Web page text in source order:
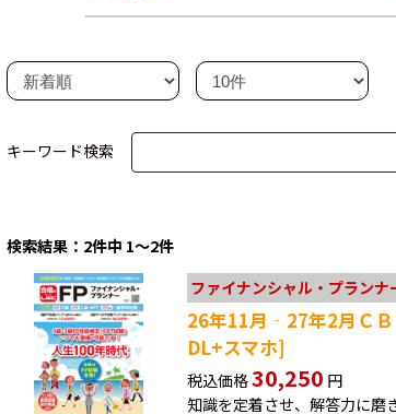
キーワード検索
検索結果：2件中 1～2件
ファイナンシャル・プランナ
26年11月‐27年2月Ｃ
DL+スマホ]
税込価格30,250 円
知識を定着させ、解答力に磨